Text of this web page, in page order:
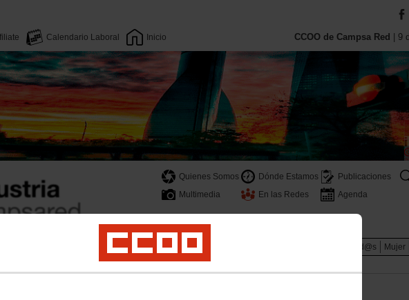
Calendario Laboral Inicio CCOO de Campsa Red | 9
Quienes Somos Dónde Estamos Publicaciones
Multimedia
En las Redes Agenda
Seguridad y Salud Laboral Licencias y permisos Servicio, ofertas y descuentos afiliad@s Mujer